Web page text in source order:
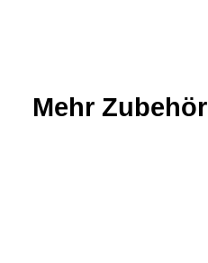
Mehr Zubehör